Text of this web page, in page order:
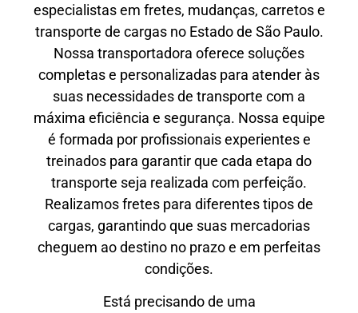
especialistas em fretes, mudanças, carretos e
transporte de cargas no Estado de São Paulo.
Nossa transportadora oferece soluções
completas e personalizadas para atender às
suas necessidades de transporte com a
máxima eficiência e segurança. Nossa equipe
é formada por profissionais experientes e
treinados para garantir que cada etapa do
transporte seja realizada com perfeição.
Realizamos fretes para diferentes tipos de
cargas, garantindo que suas mercadorias
cheguem ao destino no prazo e em perfeitas
condições.
Está precisando de uma